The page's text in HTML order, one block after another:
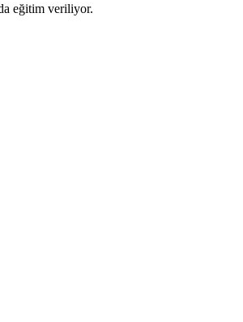
eğitim veriliyor.